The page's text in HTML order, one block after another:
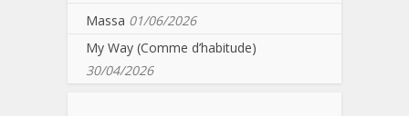
Massa 01/06/2026
My Way (Comme d’habitude)
30/04/2026